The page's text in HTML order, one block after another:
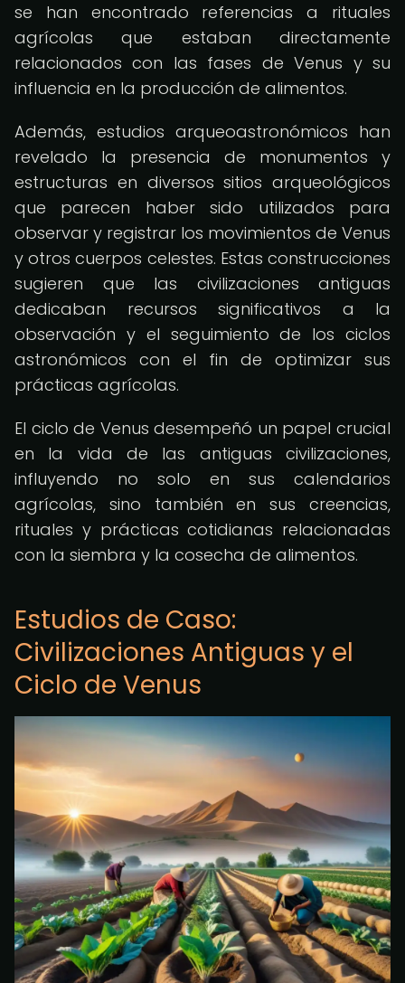
se han encontrado referencias a rituales
agrícolas que estaban directamente
relacionados con las fases de Venus y su
influencia en la producción de alimentos.
Además, estudios arqueoastronómicos han
revelado la presencia de monumentos y
estructuras en diversos sitios arqueológicos
que parecen haber sido utilizados para
observar y registrar los movimientos de Venus
y otros cuerpos celestes. Estas construcciones
sugieren que las civilizaciones antiguas
dedicaban recursos significativos a la
observación y el seguimiento de los ciclos
astronómicos con el fin de optimizar sus
prácticas agrícolas.
El ciclo de Venus desempeñó un papel crucial
en la vida de las antiguas civilizaciones,
influyendo no solo en sus calendarios
agrícolas, sino también en sus creencias,
rituales y prácticas cotidianas relacionadas
con la siembra y la cosecha de alimentos.
Estudios de Caso:
Civilizaciones Antiguas y el
Ciclo de Venus